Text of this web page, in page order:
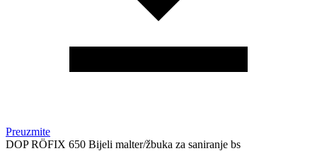
Preuzmite
DOP RÖFIX 650 Bijeli malter/žbuka za saniranje bs